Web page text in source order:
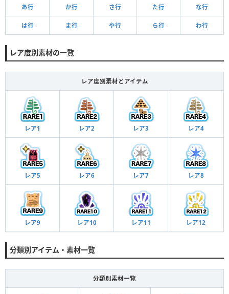
あ行 か行 さ行 た行 な行
は行 ま行 や行 ら行 わ行
レア度別素材の一覧
レア度別素材とアイテム
レア1 レア2 レア3 レア4
レア5 レア6 レア7 レア8
レア9 レア10 レア11 レア12
分類別アイテム・素材一覧
分類別素材一覧